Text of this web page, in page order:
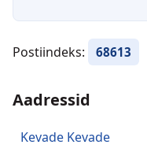
Postiindeks: 68613
Aadressid
Kevade Kevade